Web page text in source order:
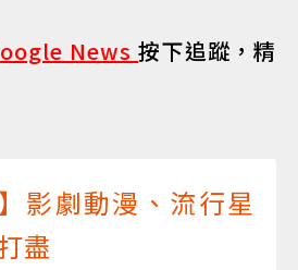
News按下追蹤，精
影劇動漫、流行星
盡